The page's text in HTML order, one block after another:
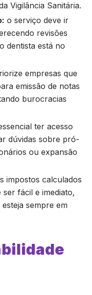
Vigilância Sanitária.
o serviço deve ir
revisões
dentista está no
empresas que
emissão de notas
burocracias
ter acesso
dúvidas sobre pró-
ou expansão
impostos calculados
ser fácil e imediato,
sempre em